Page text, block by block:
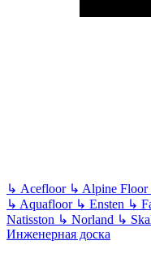
↳ Acefloor ↳ Alpine Floor
↳ Aquafloor ↳ Ensten ↳
Natisston ↳ Norland ↳
Инженерная доска